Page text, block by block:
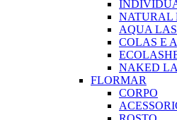
NATURAL
AQUA
COLAS E
NAKED
FLORMAR
CORPO